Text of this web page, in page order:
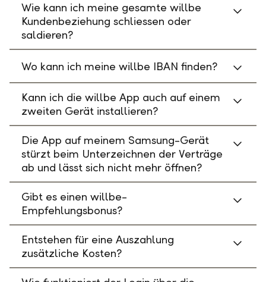
Wie kann ich meine gesamte willbe
Kundenbeziehung schliessen oder
saldieren?
Wo kann ich meine willbe IBAN finden?
Kann ich die willbe App auch auf einem
zweiten Gerät installieren?
Die App auf meinem Samsung-Gerät
stürzt beim Unterzeichnen der Verträge
ab und lässt sich nicht mehr öffnen?
Gibt es einen willbe-
Empfehlungsbonus?
Entstehen für eine Auszahlung
zusätzliche Kosten?